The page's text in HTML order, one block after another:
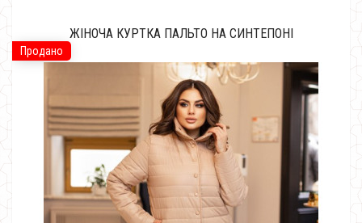
Продано
ЖІНОЧА КУРТКА ПАЛЬТО НА СИНТЕПОНІ